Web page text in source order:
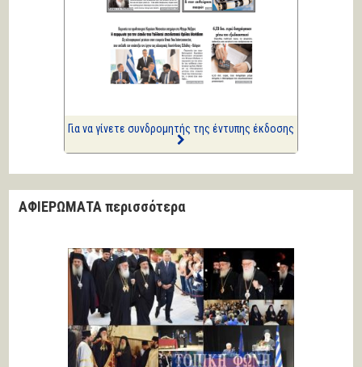
ΑΡΙΩΝ
Ιστορίες Καθημερινής
Τρέλας
συλλήψεις...
Για να γίνετε συνδρομητής της έντυπης έκδοσης
ΑΦΙΕΡΩΜΑΤΑ περισσότερα